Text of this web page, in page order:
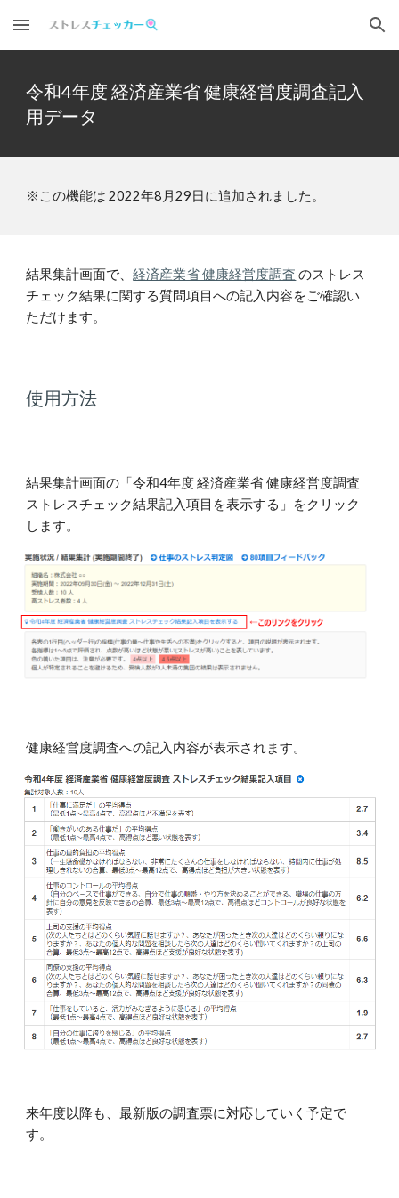
Skip to main content Skip to navigation
令和4年度 経済産業省 健康経営度調査記入
用データ
※この機能は 2022年8月29日に追加されました。
結果集計画面で、経済産業省 健康経営度調査 のストレス
チェック結果に関する質問項目への記入内容をご確認い
ただけます。
使用方法
結果集計画面の「令和4年度 経済産業省 健康経営度調査
ストレスチェック結果記入項目を表示する」をクリック
します。
健康経営度調査への記入内容が表示されます。
来年度以降も、最新版の調査票に対応していく予定で
す。